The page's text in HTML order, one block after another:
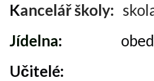
Kancelář školy:
Jídelna: